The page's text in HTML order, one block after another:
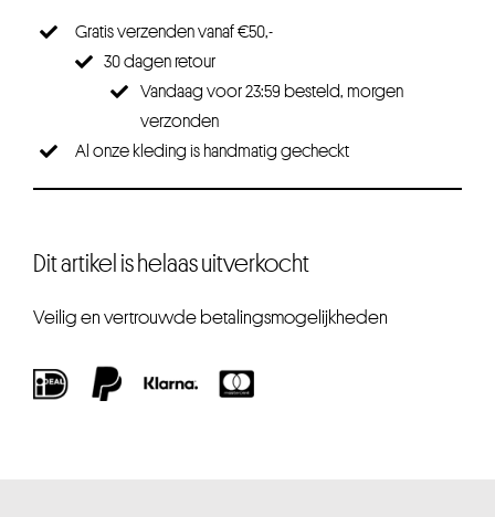
Gratis verzenden vanaf €50,-
30 dagen retour
Vandaag voor 23:59 besteld, morgen
verzonden
Al onze kleding is handmatig gecheckt
Dit artikel is helaas uitverkocht
Veilig en vertrouwde betalingsmogelijkheden